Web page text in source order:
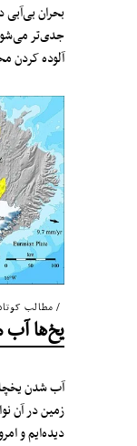
بحران بی‌آبی
جدی‌تر
آلوده کردن
مطالب
یخ‌ها آب
آب شدن
زمین در آن
دیده‌ایم و